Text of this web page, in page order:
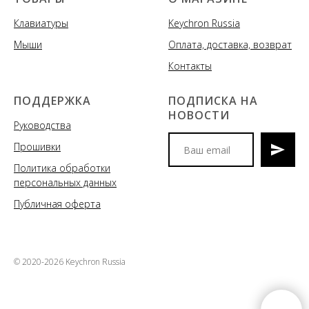
Клавиатуры
Мыши
Keychron Russia
Оплата, доставка, возврат
Контакты
ПОДДЕРЖКА
Руководства
Прошивки
Политика обработки
персональных данных
Публичная оферта
ПОДПИСКА НА
НОВОСТИ
© 2020-2026 Keychron Russia